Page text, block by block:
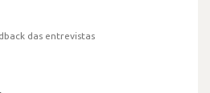
das entrevistas